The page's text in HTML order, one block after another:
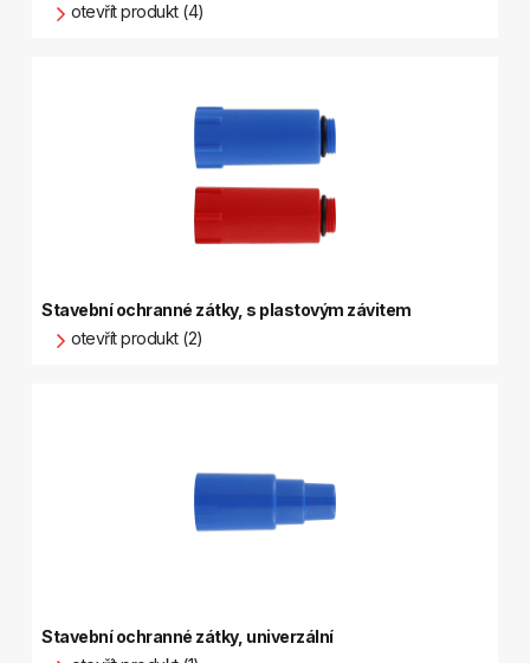
otevřít produkt (4)
Stavební ochranné zátky, s plastovým závitem
otevřít produkt (2)
Stavební ochranné zátky, univerzální